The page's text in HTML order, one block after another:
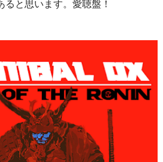
と思います。愛聴盤！